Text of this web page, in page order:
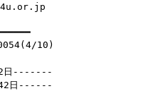
0054(4/10)
日-------
日------